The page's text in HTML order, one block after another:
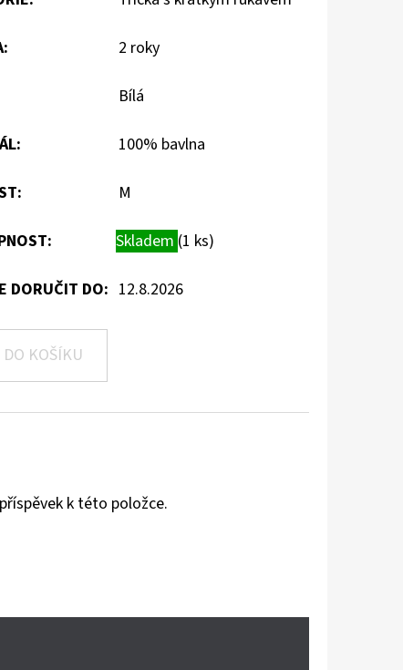
: 2 roky
Bílá
: 100% bavlna
: M
Skladem (1 ks)
DORUČIT DO: 12.8.2026
DO KOŠÍKU
k této položce.